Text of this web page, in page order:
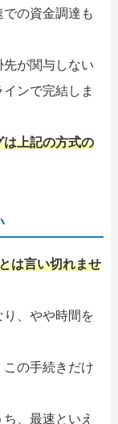
の資金調達も
が関与しない
ンで完結しま
上記の方式の
は言い切れませ
、やや時間を
の手続きだけ
、最速といえ